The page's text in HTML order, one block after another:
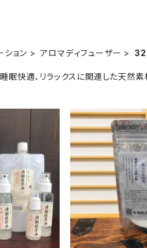
ション アロマディフューザー
睡眠快適、リラックスに関連した天然